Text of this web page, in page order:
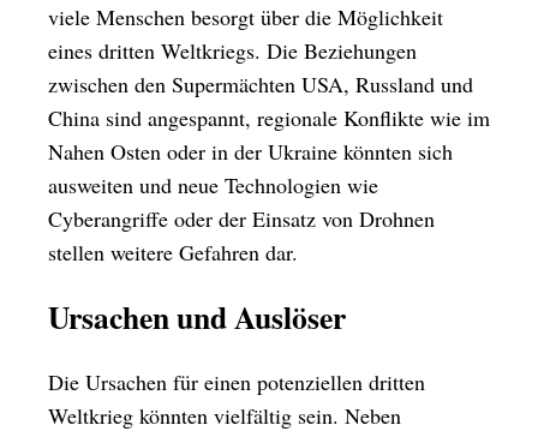
viele Menschen besorgt über die Möglichkeit
eines dritten Weltkriegs. Die Beziehungen
zwischen den Supermächten USA, Russland und
China sind angespannt, regionale Konflikte wie im
Nahen Osten oder in der Ukraine könnten sich
ausweiten und neue Technologien wie
Cyberangriffe oder der Einsatz von Drohnen
stellen weitere Gefahren dar.
Ursachen und Auslöser
Die Ursachen für einen potenziellen dritten
Weltkrieg könnten vielfältig sein. Neben